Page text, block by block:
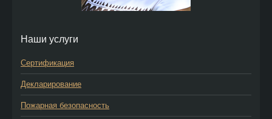
Наши услуги
Сертификация
Декларирование
Пожарная безопасность